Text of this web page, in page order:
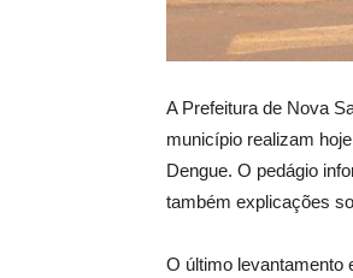
A Prefeitura de Nova
município realizam
Dengue. O pedágio
também explicações
O último levantamento